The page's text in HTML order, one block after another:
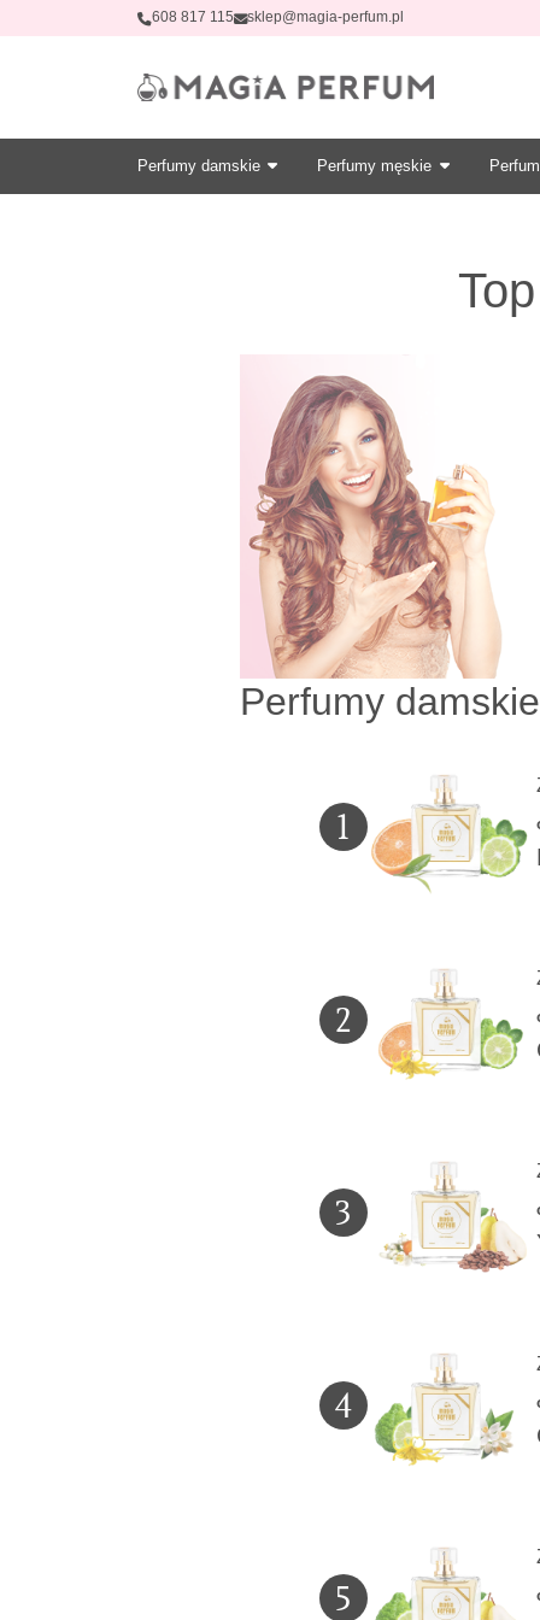
608 817 115 sklep@magia-perfum.pl
Perfumy damskie Perfumy męskie
Perfumy damskie
1
2
3
4
5